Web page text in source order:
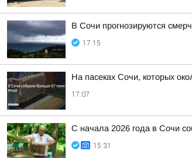
В Сочи прогнозируются
17:15
На пасеках Сочи, которых
17:07
С начала 2026 года в Сочи
15:31